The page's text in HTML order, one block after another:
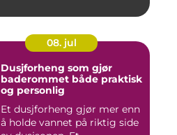
08. jul
Dusjforheng som gjør
baderommet både praktisk
og personlig
Et dusjforheng gjør mer enn
å holde vannet på riktig side